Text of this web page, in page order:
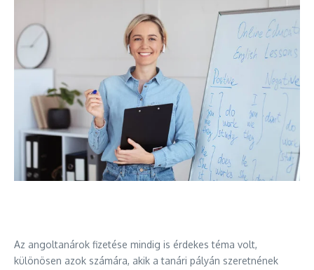
Az angoltanárok fizetése mindig is érdekes téma volt,
különösen azok számára, akik a tanári pályán szeretnének